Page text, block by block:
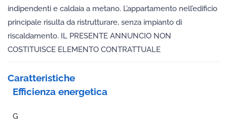
indipendenti e caldaia a metano. L’appartamento nell’edificio
principale risulta da ristrutturare, senza impianto di
riscaldamento. IL PRESENTE ANNUNCIO NON
COSTITUISCE ELEMENTO CONTRATTUALE
Caratteristiche
Efficienza energetica
G